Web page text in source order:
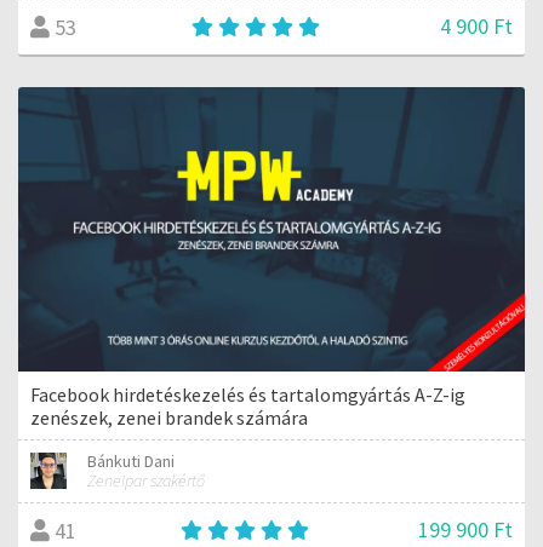
53 4 900 Ft
Facebook hirdetéskezelés és tartalomgyártás A-Z-ig
zenészek, zenei brandek számára
Bánkuti Dani
Zeneipar szakértő
41 199 900 Ft